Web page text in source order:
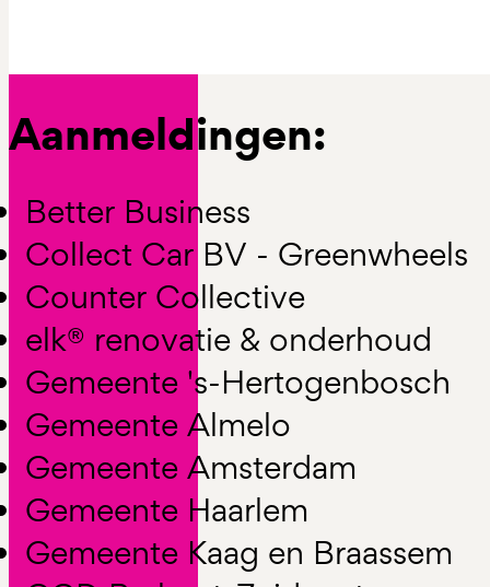
Aanmeldingen:
Better Business
Collect Car BV - Greenwheels
Counter Collective
elk® renovatie & onderhoud
Gemeente 's-Hertogenbosch
Gemeente Almelo
Gemeente Amsterdam
Gemeente Haarlem
Gemeente Kaag en Braassem